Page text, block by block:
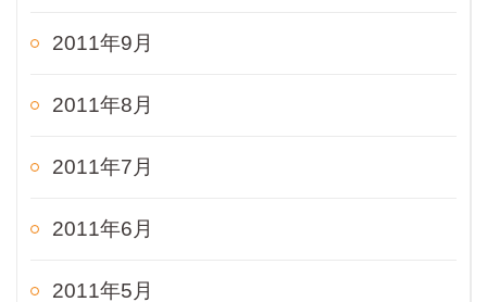
2011年9月
2011年8月
2011年7月
2011年6月
2011年5月